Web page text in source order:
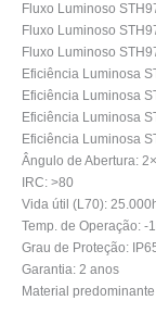
Fluxo Luminoso
Fluxo Luminoso
Fluxo Luminoso
Eficiência Luminosa
Eficiência Luminosa
Eficiência Luminosa
Eficiência Luminosa
Ângulo de Abertura:
IRC: >80
Vida útil (L70):
Temp. de Operação: -
Grau de Proteção:
Garantia: 2 anos
Material predominante